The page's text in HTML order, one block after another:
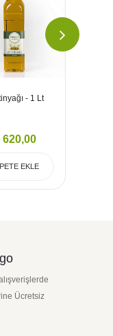
EKLE
- 1 Lt
620,00
Ücretsiz